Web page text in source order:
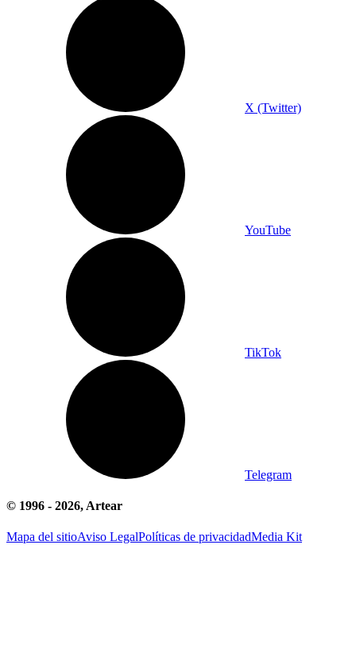
X (Twitter)
YouTube
TikTok
Telegram
© 1996 - 2026, Artear
Mapa del sitioAviso LegalPolíticas de privacidadMedia Kit